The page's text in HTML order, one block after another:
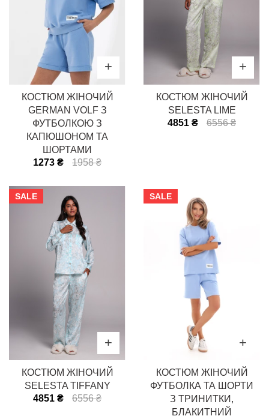
КОСТЮМ ЖІНОЧИЙ
GERMAN VOLF З
ФУТБОЛКОЮ З
КАПЮШОНОМ ТА
ШОРТАМИ
1273 ₴
1958 ₴
КОСТЮМ ЖІНОЧИЙ
SELESTA LIME
4851 ₴
6556 ₴
SALE
КОСТЮМ ЖІНОЧИЙ
SELESTA TIFFANY
4851 ₴
6556 ₴
SALE
КОСТЮМ ЖІНОЧИЙ
ФУТБОЛКА ТА ШОРТИ
З ТРИНИТКИ,
БЛАКИТНИЙ